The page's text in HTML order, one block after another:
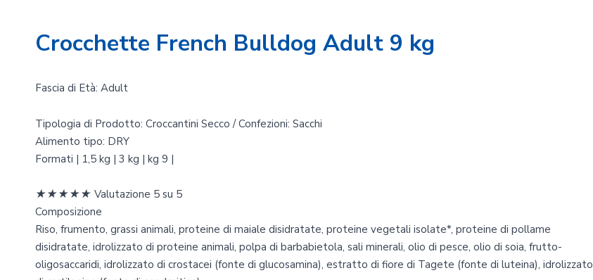
Crocchette French Bulldog Adult 9 kg
Fascia di Età: Adult
Tipologia di Prodotto: Croccantini Secco / Confezioni: Sacchi
Alimento tipo: DRY
Formati | 1,5 kg | 3 kg | kg 9 |
★★★★★ Valutazione 5 su 5
Composizione
Riso, frumento, grassi animali, proteine di maiale disidratate, proteine vegetali isolate*, proteine di pollame
disidratate, idrolizzato di proteine animali, polpa di barbabietola, sali minerali, olio di pesce, olio di soia, frutto-
oligosaccaridi, idrolizzato di crostacei (fonte di glucosamina), estratto di fiore di Tagete (fonte di luteina), idrolizzato